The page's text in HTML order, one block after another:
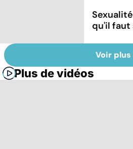
qu'il faut
Voir plus
Plus de vidéos